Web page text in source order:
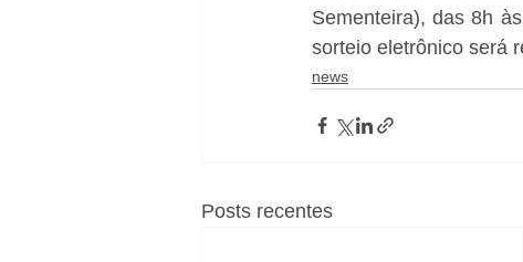
Sementeira), das 8h
sorteio eletrônico será
news
Posts recentes